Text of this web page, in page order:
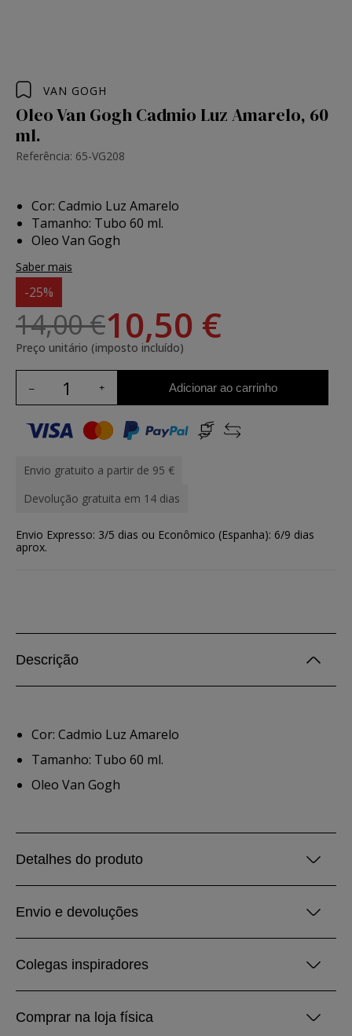
VAN GOGH
Oleo Van Gogh Cadmio Luz Amarelo, 60
ml.
Referência: 65-VG208
Cor: Cadmio Luz Amarelo
Tamanho: Tubo 60 ml.
Oleo Van Gogh
Saber mais
-25%
14,00 €10,50 €
Preço unitário (imposto incluído)
Adicionar ao carrinho
Envio gratuito a partir de 95 €
Devolução gratuita em 14 dias
Envio Expresso: 3/5 dias ou Econômico (Espanha): 6/9 dias
aprox.
Descrição
Cor: Cadmio Luz Amarelo
Tamanho: Tubo 60 ml.
Oleo Van Gogh
Detalhes do produto
Envio e devoluções
Colegas inspiradores
Comprar na loja física